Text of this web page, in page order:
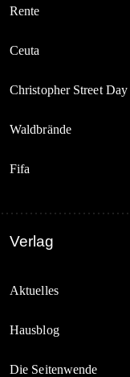
Rente
Ceuta
Christopher Street Day
Waldbrände
Fifa
Verlag
Aktuelles
Hausblog
Die Seitenwende